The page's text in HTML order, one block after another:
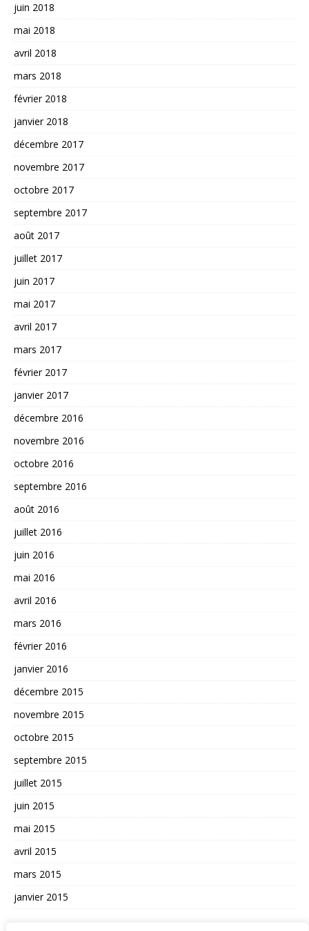
juin 2018
mai 2018
avril 2018
mars 2018
février 2018
janvier 2018
décembre 2017
novembre 2017
octobre 2017
septembre 2017
août 2017
juillet 2017
juin 2017
mai 2017
avril 2017
mars 2017
février 2017
janvier 2017
décembre 2016
novembre 2016
octobre 2016
septembre 2016
août 2016
juillet 2016
juin 2016
mai 2016
avril 2016
mars 2016
février 2016
janvier 2016
décembre 2015
novembre 2015
octobre 2015
septembre 2015
juillet 2015
juin 2015
mai 2015
avril 2015
mars 2015
janvier 2015